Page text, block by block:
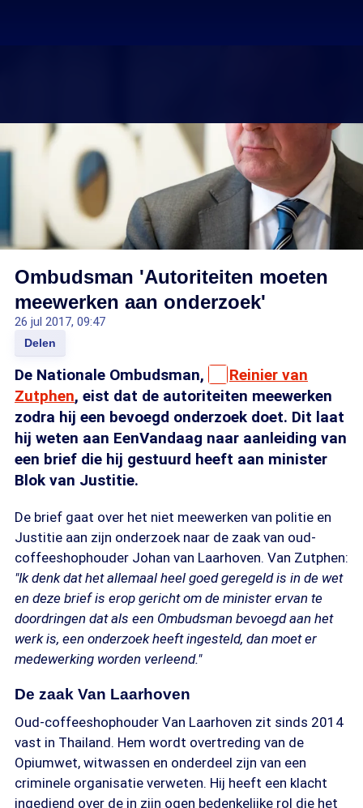
Ombudsman 'Autoriteiten moeten
meewerken aan onderzoek'
26 jul 2017, 09:47
Delen
De Nationale Ombudsman,
Reinier van
Zutphen, eist dat de autoriteiten meewerken
zodra hij een bevoegd onderzoek doet. Dit laat
hij weten aan EenVandaag naar aanleiding van
een brief die hij gestuurd heeft aan minister
Blok van Justitie.
De brief gaat over het niet meewerken van politie en
Justitie aan zijn onderzoek naar de zaak van oud-
coffeeshophouder Johan van Laarhoven. Van Zutphen:
"Ik denk dat het allemaal heel goed geregeld is in de wet
en deze brief is erop gericht om de minister ervan te
doordringen dat als een Ombudsman bevoegd aan het
werk is, een onderzoek heeft ingesteld, dan moet er
medewerking worden verleend."
De zaak Van Laarhoven
Oud-coffeeshophouder Van Laarhoven zit sinds 2014
vast in Thailand. Hem wordt overtreding van de
Opiumwet, witwassen en onderdeel zijn van een
criminele organisatie verweten. Hij heeft een klacht
ingediend over de in zijn ogen bedenkelijke rol die het